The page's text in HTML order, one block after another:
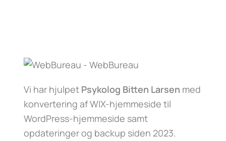
Vi har hjulpet Psykolog Bitten Larsen med
konvertering af WIX-hjemmeside til
WordPress-hjemmeside samt
opdateringer og backup siden 2023.